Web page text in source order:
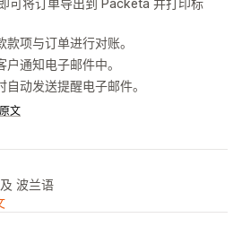
可将订单导出到 Packeta 并打印标
项与订单进行对账。
通知电子邮件中。
动发送提醒电子邮件。
文
波兰语